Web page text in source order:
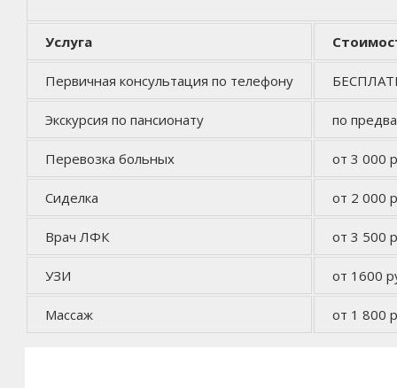
Услуга
Первичная консультация по телефону
Экскурсия по пансионату по
Перевозка больных от 3 000
Сиделка от 2 000
Врач ЛФК от 3 500
УЗИ от 1600
Массаж от 1 800